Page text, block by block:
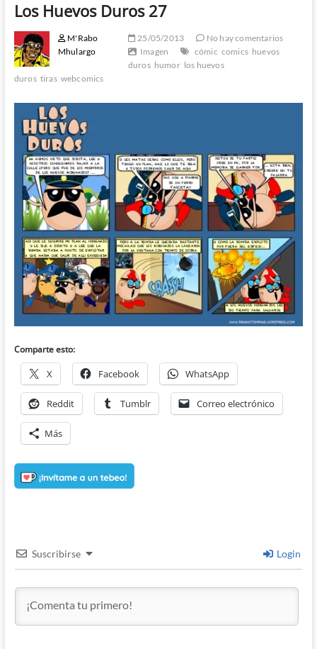
Los Huevos Duros 27
M'Rabo
Mhulargo
25/05/2013
No hay comentarios
Imagen
cómic comics huevos
duros humor los huevos
duros tiras webcomics
Comparte esto:
X Facebook WhatsApp
Reddit Tumblr Correo electrónico
Más
Suscribirse Login